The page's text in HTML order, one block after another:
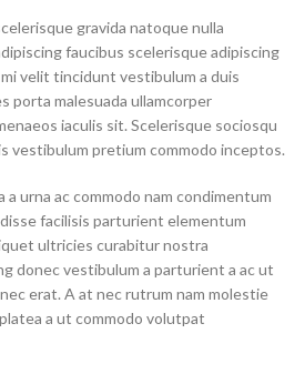
gravida natoque nulla
faucibus scelerisque adipiscing
velit tincidunt vestibulum a duis
porta malesuada ullamcorper
iaculis sit. Scelerisque sociosqu
vestibulum pretium commodo inceptos.
a urna ac commodo nam condimentum
facilisis parturient elementum
ultricies curabitur nostra
donec vestibulum a parturient a ac ut
erat. A at nec rutrum nam molestie
a ut commodo volutpat